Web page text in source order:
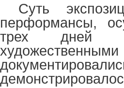
Суть
перформансы,
трех дней